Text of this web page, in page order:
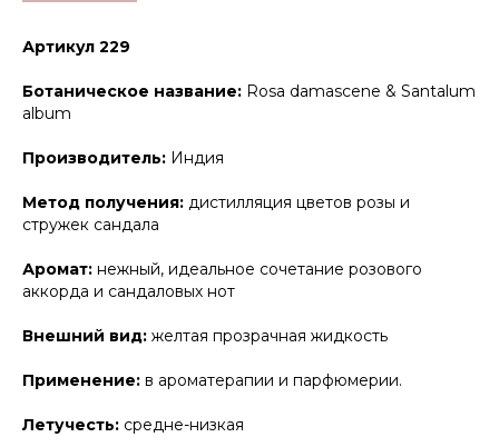
Артикул 229
Ботаническое название: Rosa damascene & Santalum
album
Производитель: Индия
Метод получения: дистилляция цветов розы и
стружек сандала
Аромат: нежный, идеальное сочетание розового
аккорда и сандаловых нот
Внешний вид: желтая прозрачная жидкость
Применение: в ароматерапии и парфюмерии.
Летучесть: средне-низкая